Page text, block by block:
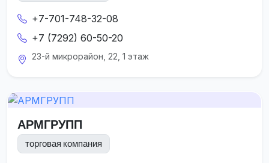
+7-701-748-32-08
+7 (7292) 60-50-20
23-й микрорайон, 22, 1 этаж
АРМГРУПП
торговая компания